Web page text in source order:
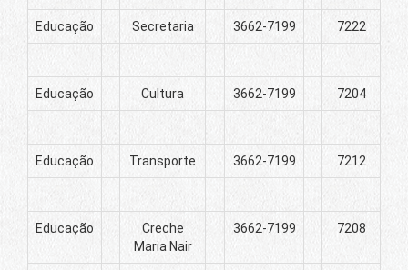
Educação Secretaria 3662-7199 7222
Educação Cultura 3662-7199 7204
Educação Transporte 3662-7199 7212
Educação
Creche
Maria Nair
3662-7199 7208